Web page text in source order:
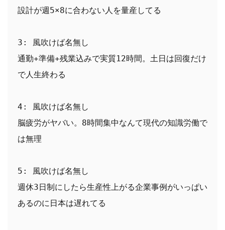
設計が週5×8に合わない人を量産してる
3: 風吹けば名無し
通勤+準備+残業込みで実質12時間。土日は回復だけ
で人生終わる
4: 風吹けば名無し
脳疲労がヤバい。8時間集中なんて現代の知識労働で
は無理
5: 風吹けば名無し
週休3日制にしたら生産性上がる企業事例がいっぱい
あるのに日本は遅れてる